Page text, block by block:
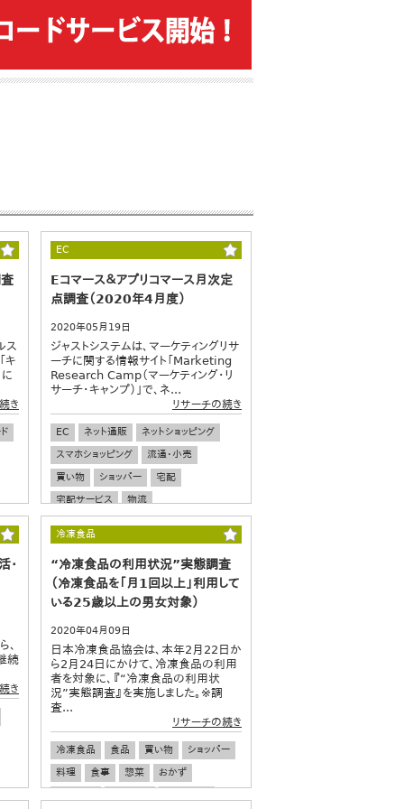
ス
キ
き
EC
Eコマース＆アプリコマース月次定
点調査（2020年4月度）
2020年05月19日
ジャストシステムは、マーケティングリサ
ーチに関する情報サイト「Marketing
Research Camp（マーケティング・リ
サーチ・キャンプ）」で、ネ...
リサーチの続き
EC ネット通販
ネットショッピング
スマホショッピング
流通・小売
買い物
ショッパー
宅配
宅配サービス
物流
・
続
き
冷凍食品
“冷凍食品の利用状況”実態調査
（冷凍食品を「月1回以上」利用して
いる25歳以上の男女対象）
2020年04月09日
日本冷凍食品協会は、本年2月22日か
ら2月24日にかけて、冷凍食品の利用
者を対象に、『“冷凍食品の利用状
況”実態調査』を実施しました。※調
査...
リサーチの続き
冷凍食品 食品 買い物
ショッパー
料理
食事 惣菜
おかず